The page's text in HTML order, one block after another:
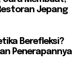
Jepang
Berefleksi?
Penerapannya